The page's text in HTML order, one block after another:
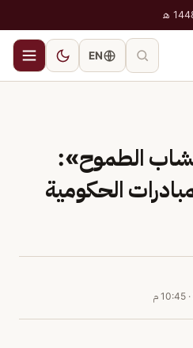
EN
الطموح»:
الحكومية
· 10:45 م